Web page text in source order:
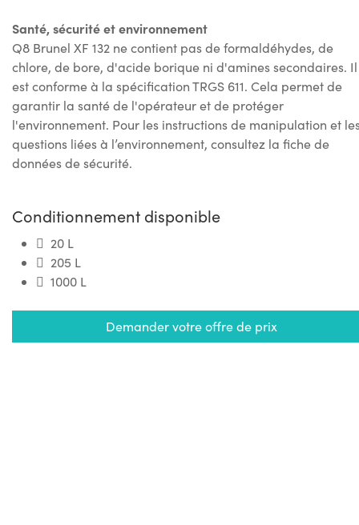
Santé, sécurité et environnement
Q8 Brunel XF 132 ne contient pas de formaldéhydes, de
chlore, de bore, d'acide borique ni d'amines secondaires. Il
est conforme à la spécification TRGS 611. Cela permet de
garantir la santé de l'opérateur et de protéger
l'environnement. Pour les instructions de manipulation et
questions liées à l’environnement, consultez la fiche de
données de sécurité.
Conditionnement disponible
20 L
205 L
1000 L
Demander votre offre de prix